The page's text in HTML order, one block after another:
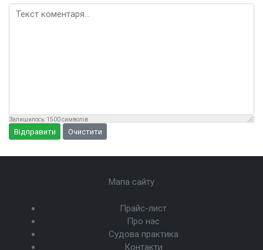
Текст коментаря
Залишилось: 1500символів
Відправити Очистити
Прайс-лист
Про нас
Судова практика
Контакти
Мапа сайту